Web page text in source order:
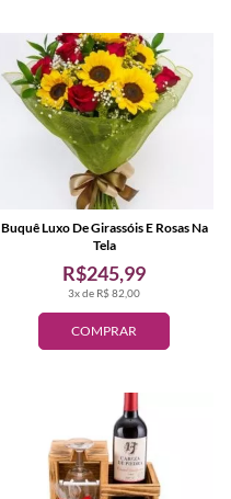
COMPRAR
3x de R$ 82,00
R$245,99
Buquê Luxo De Girassóis E Rosas Na
Tela